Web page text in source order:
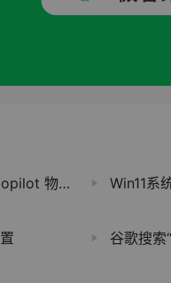
物理按键 Win11系
谷歌搜索“